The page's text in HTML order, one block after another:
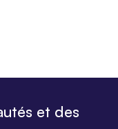
et des